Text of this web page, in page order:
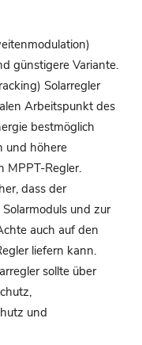
günstigere Variante.
Solarregler
Arbeitspunkt des
bestmöglich
und höhere
MPPT-Regler.
dass der
und zur
auch auf den
liefern kann.
sollte über
und